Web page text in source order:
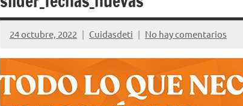
24 octubre, 2022 Cuidasdeti No hay comentarios